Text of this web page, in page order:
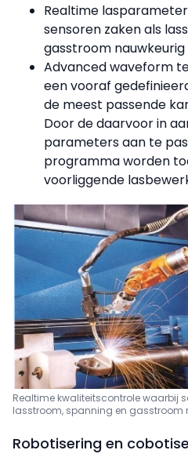
Realtime
sensoren zaken als
gasstroom
Advanced waveform
een vooraf
de meest passende
Door de daarvoor in
parameters aan te
programma worden
voorliggende
Realtime kwaliteitscontrole waarbij
lasstroom, spanning en gasstroom
Robotisering en